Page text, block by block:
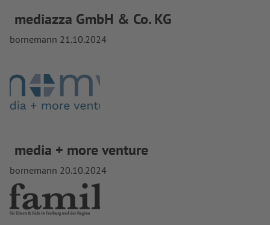
mediazza GmbH & Co. KG
bornemann 21.10.2024
media + more venture
bornemann 20.10.2024